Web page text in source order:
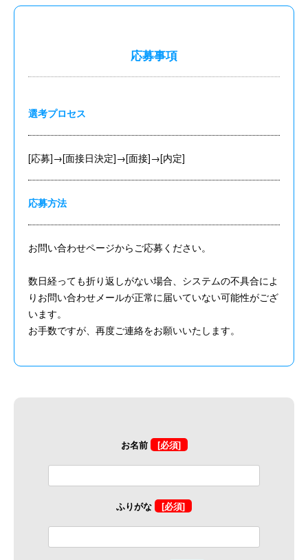
応募事項
選考プロセス
[応募]→[面接日決定]→[面接]→[内定]
応募方法
お問い合わせページからご応募ください。
数日経っても折り返しがない場合、システムの不具合によ
りお問い合わせメールが正常に届いていない可能性がござ
います。
お手数ですが、再度ご連絡をお願いいたします。
お名前 [必須]
ふりがな [必須]